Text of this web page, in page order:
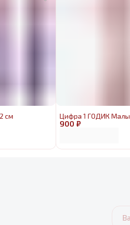
см
900 ₽
Цифра 1 ГОДИК